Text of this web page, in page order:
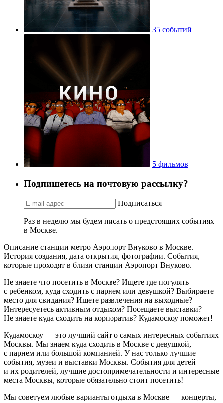
35 событий
5 фильмов
Подпишетесь на почтовую рассылку?
Подписаться
Раз в неделю мы будем писать о предстоящих событиях
в Москве.
Описание станции метро Аэропорт Внуково в Москве.
История создания, дата открытия, фотографии. События,
которые проходят в близи станции Аэропорт Внуково.
Не знаете что посетить в Москве? Ищете где погулять
с ребенком, куда сходить с парнем или девушкой? Выбираете
место для свидания? Ищете развлечения на выходные?
Интересуетесь активным отдыхом? Посещаете выставки?
Не знаете куда сходить на корпоратив? Кудамоскоу поможет!
Кудамоскоу — это лучший сайт о самых интересных событиях
Москвы. Мы знаем куда сходить в Москве с девушкой,
с парнем или большой компанией. У нас только лучшие
события, музеи и выставки Москвы. События для детей
и их родителей, лучшие достопримечательности и интересные
места Москвы, которые обязательно стоит посетить!
Мы советуем любые варианты отдыха в Москве — концерты,